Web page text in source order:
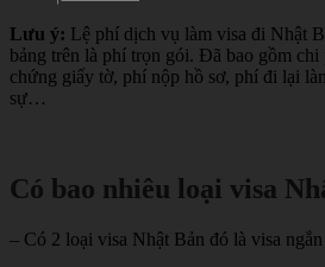
Lưu ý: Lệ phí dịch vụ làm visa đi Nhật
bảng trên là phí trọn gói. Đã bao gồm chi
chứng giấy tờ, phí nộp hồ sơ, phí đi lại
sự…
Có bao nhiêu loại visa
– Có 2 loại visa Nhật Bản đó là visa